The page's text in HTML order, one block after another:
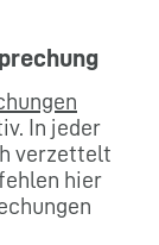
In jeder
verzettelt
hier